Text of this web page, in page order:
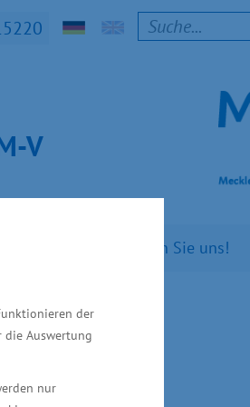
der
die Auswertung
nur
V
Kontaktieren Sie uns!